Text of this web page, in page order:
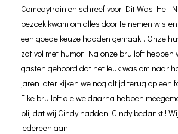
Comedytrain en schreef voor Dit Was Het
bezoek kwam om alles door te nemen
een goede keuze hadden gemaakt. Onze
zat vol met humor. Na onze bruiloft hebben
gasten gehoord dat het leuk was om naar
jaren later kijken we nog altijd terug op een
Elke bruiloft die we daarna hebben
blij dat wij Cindy hadden. Cindy bedankt!!
iedereen aan!